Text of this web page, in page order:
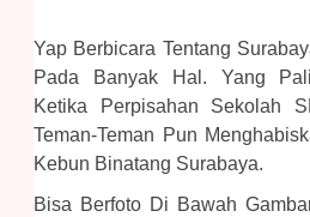
Yap Berbicara Tentang
Pada Banyak Hal. Yang
Ketika Perpisahan Sekolah
Teman-Teman Pun
Kebun Binatang Surabaya.
Bisa Berfoto Di Bawah